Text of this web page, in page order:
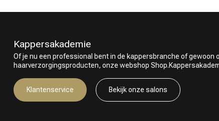
Kappersakademie
Of je nu een professional bent in de kappersbranche of gewoon
haarverzorgingsproducten, onze webshop
Klantenservice Bekijk onze salons